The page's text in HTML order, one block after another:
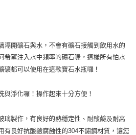
隔開礦石與水，不會有礦石接觸到飲用水的
希望注入水中頻率的礦石喔，這樣所有怕水
礦都可以使用在這款寶石水瓶囉！
與淨化囉！操作起來十分方便！
璃製作，有良好的熱穩定性、耐酸鹼及耐高
有良好抗酸鹼腐蝕性的304不鏽鋼材質，讓您